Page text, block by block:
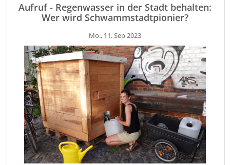
Aufruf - Regenwasser in der Stadt behalten:
Wer wird Schwammstadtpionier?
Mo., 11. Sep 2023